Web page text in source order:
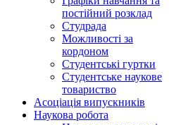
постійний розклад
Студрада
Можливості за
кордоном
Студентські гуртки
Студентське наукове
товариство
Асоціація випускників
Наукова робота